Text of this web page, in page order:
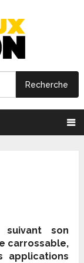
son
carrossable,
applications